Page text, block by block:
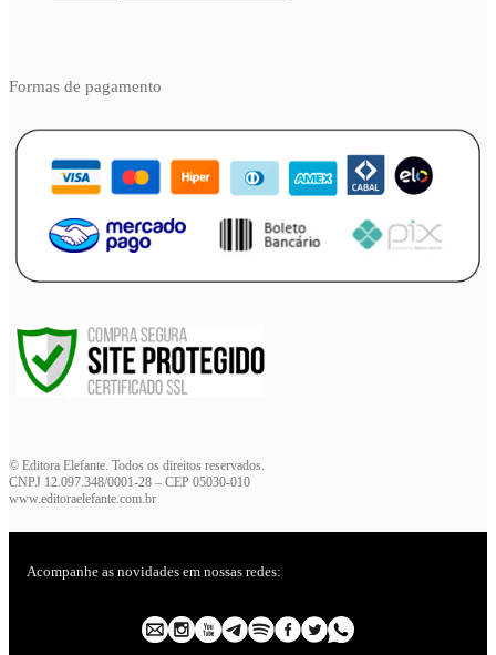
Formas de pagamento
© Editora Elefante. Todos os direitos reservados.
CNPJ 12.097.348/0001-28 – CEP 05030-010
www.editoraelefante.com.br
Acompanhe as novidades em nossas redes: